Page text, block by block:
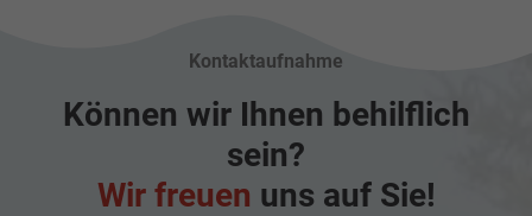
Kontaktaufnahme
Können wir Ihnen behilflich
sein?
Wir freuen uns auf Sie!